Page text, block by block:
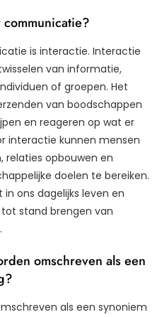
is interactie. Interactie
van informatie,
of groepen. Het
van boodschappen
en reageren op wat er
interactie kunnen mensen
opbouwen en
doelen te bereiken.
ons dagelijks leven en
stand brengen van
omschreven als een
als een synoniem